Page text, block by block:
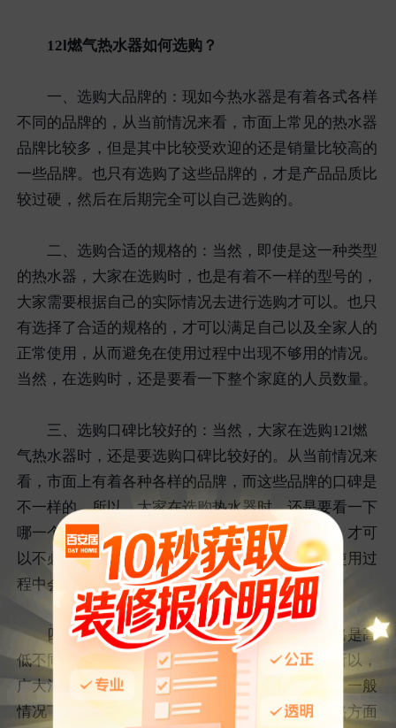
12l燃气热水器如何选购？
一、选购大品牌的：现如今热水器是有着各式各样
不同的品牌的，从当前情况来看，市面上常见的热水器
品牌比较多，但是其中比较受欢迎的还是销量比较高的
一些品牌。也只有选购了这些品牌的，才是产品品质比
较过硬，然后在后期完全可以自己选购的。
二、选购合适的规格的：当然，即使是这一种类型
的热水器，大家在选购时，也是有着不一样的型号的，
大家需要根据自己的实际情况去进行选购才可以。也只
有选择了合适的规格的，才可以满足自己以及全家人的
正常使用，从而避免在使用过程中出现不够用的情况。
当然，在选购时，还是要看一下整个家庭的人员数量。
三、选购口碑比较好的：当然，大家在选购12l燃
气热水器时，还是要选购口碑比较好的。从当前情况来
看，市面上有着各种各样的品牌，而这些品牌的口碑是
不一样的。所以，大家在选购热水器时，还是要看一下
哪一个口碑才是比较出众的，这样在使用过程中，才可
以不必担心去存在质量方面的问题。也不必担心使用过
程中会存在相应的安全隐患。
四、价格公道合理的：市面上的热水器的价格是高
低不同的，有的是几百元的，有的则要上千元。所以，
广大消费者在选购时，还是要看一下产品的价格。一般
情况下，只要是符合自己的心理需求的，都是价格方面